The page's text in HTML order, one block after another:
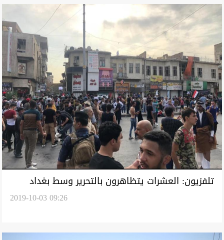
تلفزيون: العشرات يتظاهرون بالتحرير وسط بغداد
2019-10-03 09:26